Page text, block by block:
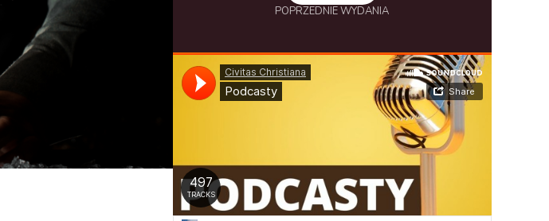
POPRZEDNIE WYDANIA